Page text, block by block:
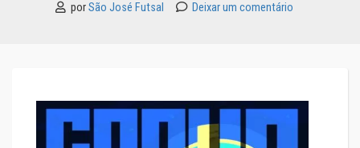
porSão José Futsal Deixar um comentário